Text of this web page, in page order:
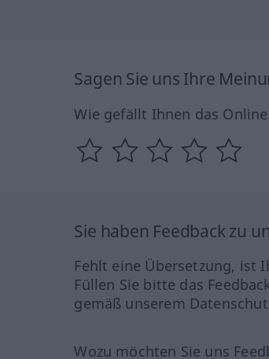
Sagen Sie uns Ihre
Wie gefällt Ihnen das
Sie haben Feedback zu
Fehlt eine Übersetzung, ist
Füllen Sie bitte das
gemäß unserem
Wozu möchten Sie uns